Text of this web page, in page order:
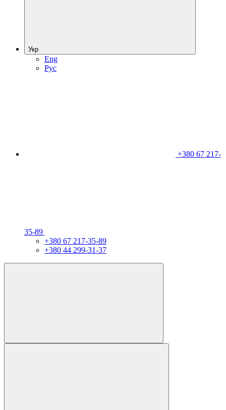
Укр
Eng
Рус
+380 67 217-
35-89
+380 67 217-35-89
+380 44 299-31-37